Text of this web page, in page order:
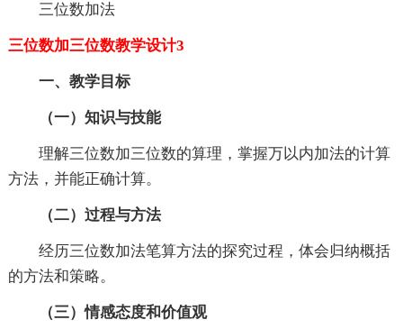
三位数加法
三位数加三位数教学设计3
一、教学目标
（一）知识与技能
理解三位数加三位数的算理，掌握万以内加法的计算
方法，并能正确计算。
（二）过程与方法
经历三位数加法笔算方法的探究过程，体会归纳概括
的方法和策略。
（三）情感态度和价值观